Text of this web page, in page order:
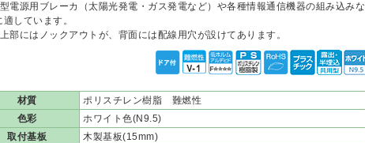
電源用ブレーカ（太陽光発電・ガス発電など）や各種情報通信機器の組み込みな
しています。
部にはノックアウトが、背面には配線用穴が設けてあります。
材質
ポリスチレン樹脂 難燃性
色彩
ホワイト色(N9.5)
取付基板
木製基板(15mm)